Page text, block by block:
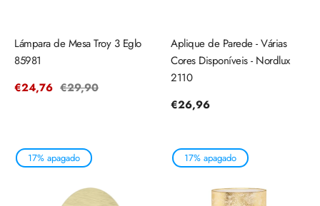
Lámpara de Mesa Troy 3 Eglo
85981
Precio
€24,76 Precio
€29,90
Aplique de Parede - Várias
Cores Disponíveis - Nordlux
2110
Precio
€26,96
17% apagado 17% apagado